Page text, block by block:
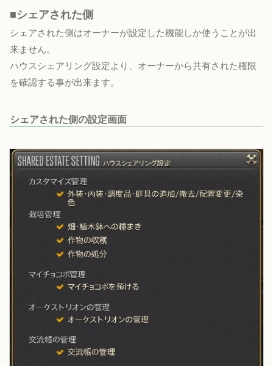
■シェアされた側
シェアされた側はオーナーが設定した機能しか使うことが出
来ません。
ハウスシェアリング設定より、オーナーから共有された権限
を確認する事が出来ます。
シェアされた側の設定画面